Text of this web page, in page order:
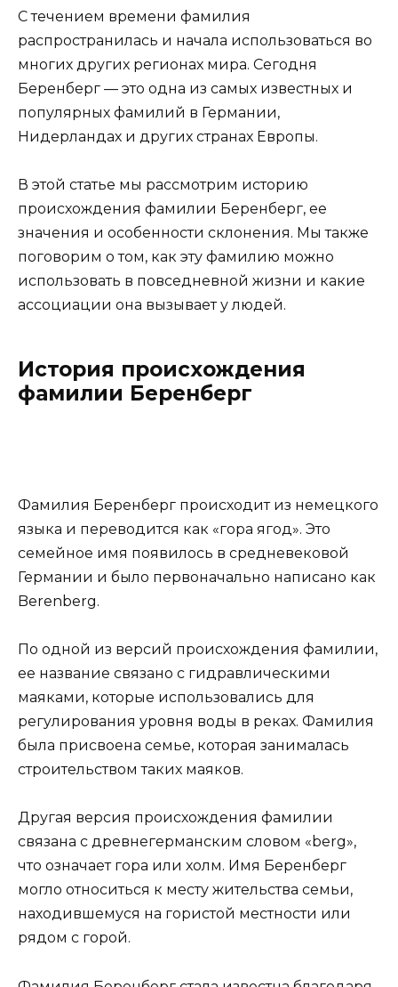
С течением времени фамилия
распространилась и начала использоваться во
многих других регионах мира. Сегодня
Беренберг — это одна из самых известных и
популярных фамилий в Германии,
Нидерландах и других странах Европы.
В этой статье мы рассмотрим историю
происхождения фамилии Беренберг, ее
значения и особенности склонения. Мы также
поговорим о том, как эту фамилию можно
использовать в повседневной жизни и какие
ассоциации она вызывает у людей.
История происхождения
фамилии Беренберг
Фамилия Беренберг происходит из немецкого
языка и переводится как «гора ягод». Это
семейное имя появилось в средневековой
Германии и было первоначально написано как
Berenberg.
По одной из версий происхождения фамилии,
ее название связано с гидравлическими
маяками, которые использовались для
регулирования уровня воды в реках. Фамилия
была присвоена семье, которая занималась
строительством таких маяков.
Другая версия происхождения фамилии
связана с древнегерманским словом «berg»,
что означает гора или холм. Имя Беренберг
могло относиться к месту жительства семьи,
находившемуся на гористой местности или
рядом с горой.